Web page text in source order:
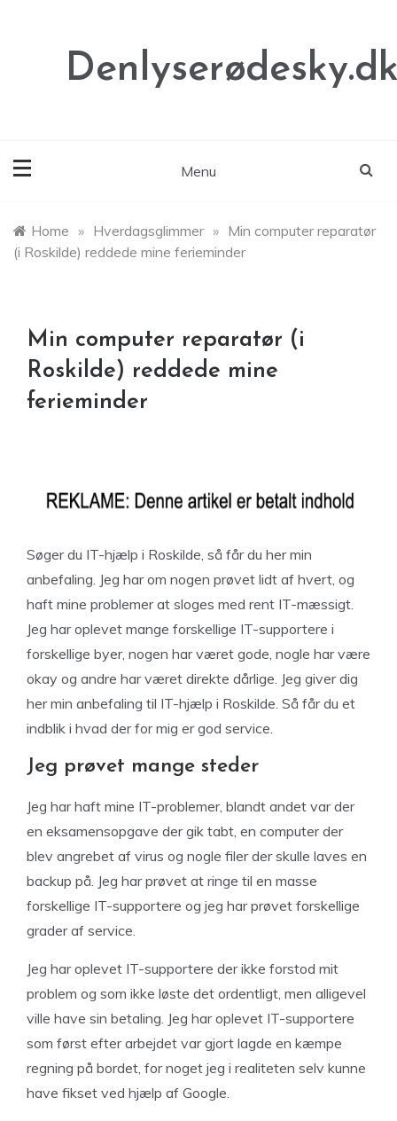
Menu
Home » Hverdagsglimmer » Min computer reparatør
(i Roskilde) reddede mine ferieminder
Min computer reparatør (i
Roskilde) reddede mine
ferieminder
Søger du IT-hjælp i Roskilde, så får du her min
anbefaling. Jeg har om nogen prøvet lidt af hvert, og
haft mine problemer at sloges med rent IT-mæssigt.
Jeg har oplevet mange forskellige IT-supportere i
forskellige byer, nogen har været gode, nogle har være
okay og andre har været direkte dårlige. Jeg giver dig
her min anbefaling til IT-hjælp i Roskilde. Så får du et
indblik i hvad der for mig er god service.
Jeg prøvet mange steder
Jeg har haft mine IT-problemer, blandt andet var der
en eksamensopgave der gik tabt, en computer der
blev angrebet af virus og nogle filer der skulle laves en
backup på. Jeg har prøvet at ringe til en masse
forskellige IT-supportere og jeg har prøvet forskellige
grader af service.
Jeg har oplevet IT-supportere der ikke forstod mit
problem og som ikke løste det ordentligt, men alligevel
ville have sin betaling. Jeg har oplevet IT-supportere
som først efter arbejdet var gjort lagde en kæmpe
regning på bordet, for noget jeg i realiteten selv kunne
have fikset ved hjælp af Google.